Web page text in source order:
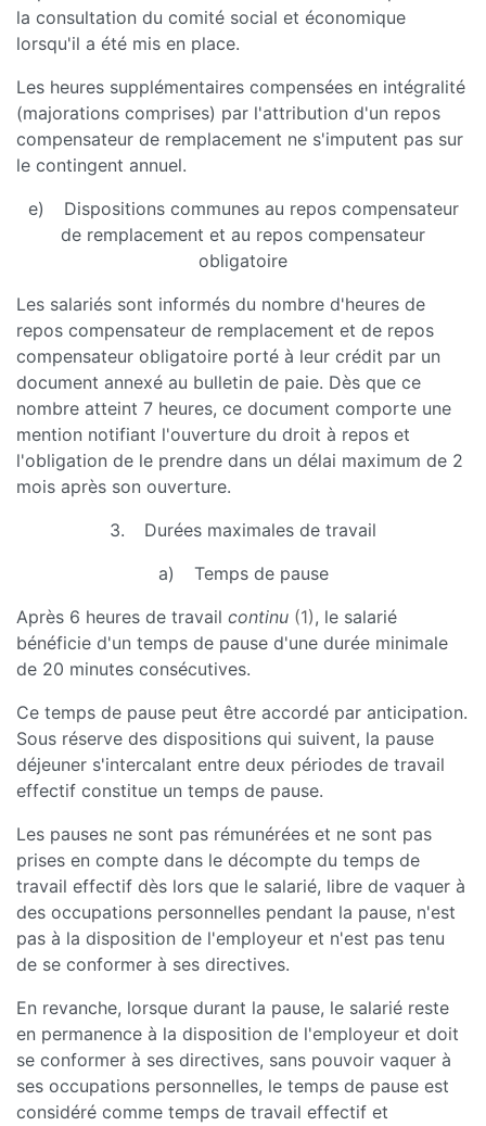
la consultation du comité social et économique
lorsqu'il a été mis en place.
Les heures supplémentaires compensées en intégralité
(majorations comprises) par l'attribution d'un repos
compensateur de remplacement ne s'imputent pas sur
le contingent annuel.
e) Dispositions communes au repos compensateur
de remplacement et au repos compensateur
obligatoire
Les salariés sont informés du nombre d'heures de
repos compensateur de remplacement et de repos
compensateur obligatoire porté à leur crédit par un
document annexé au bulletin de paie. Dès que ce
nombre atteint 7 heures, ce document comporte une
mention notifiant l'ouverture du droit à repos et
l'obligation de le prendre dans un délai maximum de 2
mois après son ouverture.
3. Durées maximales de travail
a) Temps de pause
Après 6 heures de travail continu (1), le salarié
bénéficie d'un temps de pause d'une durée minimale
de 20 minutes consécutives.
Ce temps de pause peut être accordé par anticipation.
Sous réserve des dispositions qui suivent, la pause
déjeuner s'intercalant entre deux périodes de travail
effectif constitue un temps de pause.
Les pauses ne sont pas rémunérées et ne sont pas
prises en compte dans le décompte du temps de
travail effectif dès lors que le salarié, libre de vaquer à
des occupations personnelles pendant la pause, n'est
pas à la disposition de l'employeur et n'est pas tenu
de se conformer à ses directives.
En revanche, lorsque durant la pause, le salarié reste
en permanence à la disposition de l'employeur et doit
se conformer à ses directives, sans pouvoir vaquer à
ses occupations personnelles, le temps de pause est
considéré comme temps de travail effectif et